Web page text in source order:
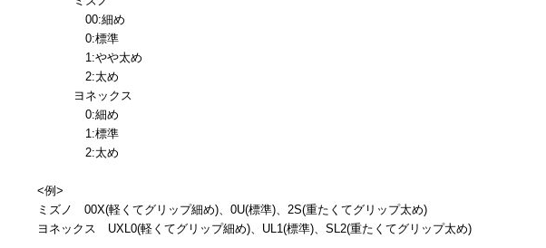
00:細め
0:標準
1:やや太め
2:太め
ヨネックス
0:細め
1:標準
2:太め
<例>
ミズノ 00X(軽くてグリップ細め)、0U(標準)、2S(重たくてグリップ太め)
ヨネックス UXL0(軽くてグリップ細め)、UL1(標準)、SL2(重たくてグリップ太め)